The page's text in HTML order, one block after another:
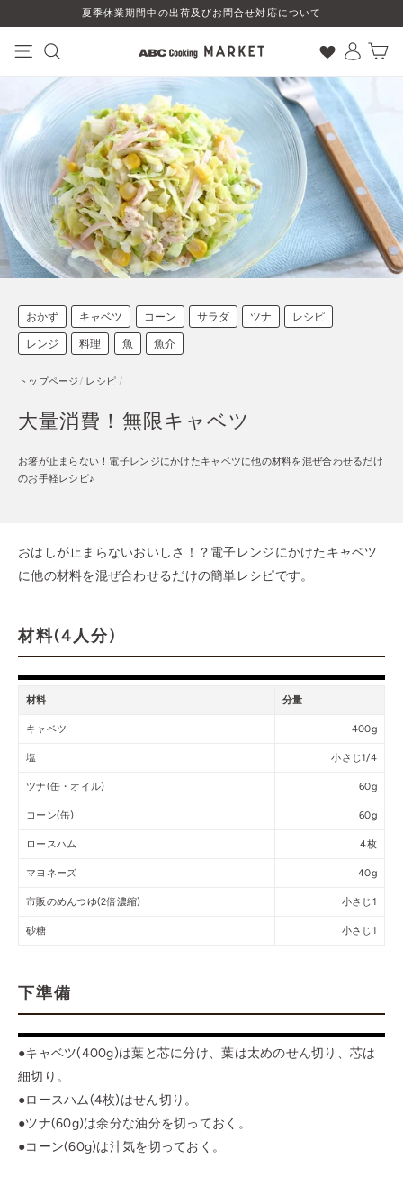
ン
ス
る
夏季休業期間中の出荷及びお問合せ対応について
おかず キャベツ コーン サラダ ツナ レシピ
レンジ 料理 魚 魚介
トップページ / レシピ /
大量消費！無限キャベツ
お箸が止まらない！電子レンジにかけたキャベツに他の材料を混ぜ合わせるだけ
のお手軽レシピ♪
おはしが止まらないおいしさ！？電子レンジにかけたキャベツ
に他の材料を混ぜ合わせるだけの簡単レシピです。
材料(4人分)
材料 分量
キャベツ 400g
塩 小さじ1/4
ツナ(缶・オイル) 60g
コーン(缶) 60g
ロースハム 4枚
マヨネーズ 40g
市販のめんつゆ(2倍濃縮) 小さじ1
砂糖 小さじ1
下準備
●キャベツ(400g)は葉と芯に分け、葉は太めのせん切り、芯は
細切り。
●ロースハム(4枚)はせん切り。
●ツナ(60g)は余分な油分を切っておく。
●コーン(60g)は汁気を切っておく。